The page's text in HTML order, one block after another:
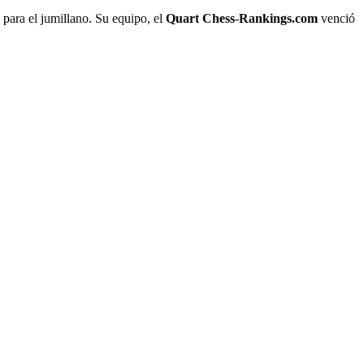
el jumillano. Su equipo, el Quart Chess-Rankings.com venció